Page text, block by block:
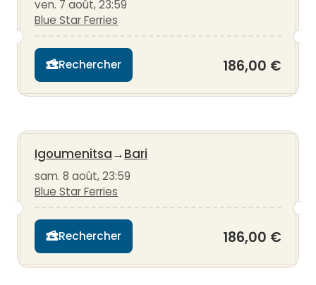
ven. 7 août, 23:59
Blue Star Ferries
Rechercher 186,00 €
Igoumenitsa→Bari
sam. 8 août, 23:59
Blue Star Ferries
Rechercher 186,00 €